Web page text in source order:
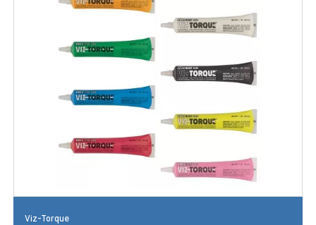
Viz-Torque